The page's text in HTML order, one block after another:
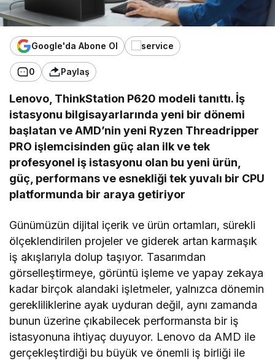
Google'da Abone Ol
0 Paylaş
Lenovo, ThinkStation P620 modeli tanıttı. İş
istasyonu bilgisayarlarında yeni bir dönemi
başlatan ve AMD’nin yeni Ryzen Threadripper
PRO işlemcisinden güç alan ilk ve tek
profesyonel iş istasyonu olan bu yeni ürün,
güç, performans ve esnekliği tek yuvalı bir CPU
platformunda bir araya getiriyor
Günümüzün dijital içerik ve ürün ortamları, sürekli
ölçeklendirilen projeler ve giderek artan karmaşık
iş akışlarıyla dolup taşıyor. Tasarımdan
görselleştirmeye, görüntü işleme ve yapay zekaya
kadar birçok alandaki işletmeler, yalnızca dönemin
gerekliliklerine ayak uyduran değil, aynı zamanda
bunun üzerine çıkabilecek performansta bir iş
istasyonuna ihtiyaç duyuyor. Lenovo da AMD ile
gerçekleştirdiği bu büyük ve önemli iş birliği ile